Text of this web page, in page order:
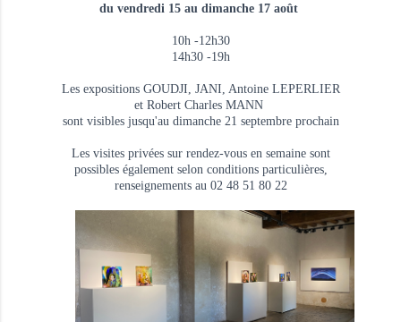
du vendredi 15 au dimanche 17 août
10h -12h30
14h30 -19h
Les expositions GOUDJI, JANI, Antoine LEPERLIER
et Robert Charles MANN
sont visibles jusqu'au dimanche 21 septembre prochain
Les visites privées sur rendez-vous en semaine sont
possibles également selon conditions particulières,
renseignements au 02 48 51 80 22